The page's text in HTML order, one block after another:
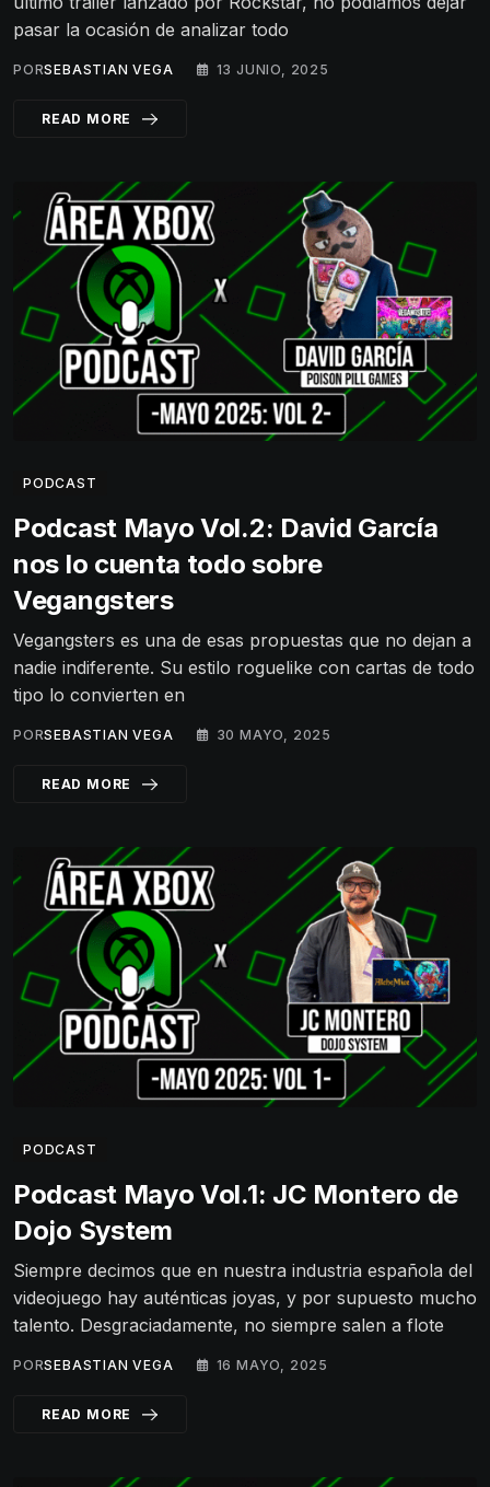
pasar la ocasión de analizar todo
PORSEBASTIAN VEGA 13 JUNIO, 2025
READ MORE
PODCAST
Podcast Mayo Vol.2: David García
nos lo cuenta todo sobre
Vegangsters
Vegangsters es una de esas propuestas que no dejan a
nadie indiferente. Su estilo roguelike con cartas de todo
tipo lo convierten en
PORSEBASTIAN VEGA 30 MAYO, 2025
READ MORE
PODCAST
Podcast Mayo Vol.1: JC Montero de
Dojo System
Siempre decimos que en nuestra industria española del
videojuego hay auténticas joyas, y por supuesto mucho
talento. Desgraciadamente, no siempre salen a flote
PORSEBASTIAN VEGA 16 MAYO, 2025
READ MORE